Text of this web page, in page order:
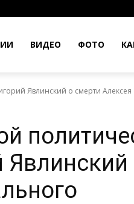
ВИДЕО ФОТО
Явлинский о смерти
Явлинский